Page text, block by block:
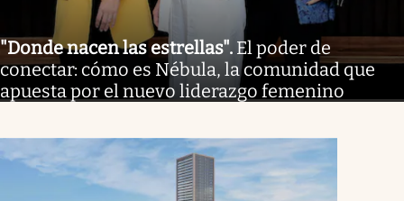
"Donde nacen las estrellas". El poder de
conectar: cómo es Nébula, la comunidad que
apuesta por el nuevo liderazgo femenino